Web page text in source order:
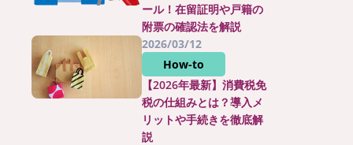
ール！在留証明や戸籍の
附票の確認法を解説
2026/03/12
How-to
【2026年最新】消費税免
税の仕組みとは？導入メ
リットや手続きを徹底解
説